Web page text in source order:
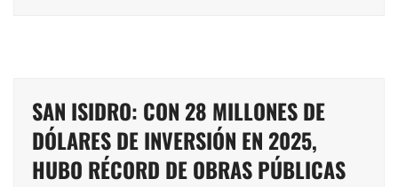
SAN ISIDRO: CON 28 MILLONES DE
DÓLARES DE INVERSIÓN EN 2025,
HUBO RÉCORD DE OBRAS PÚBLICAS